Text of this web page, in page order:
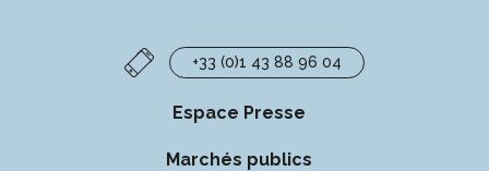
+33 (0)1 43 88 96 04
Espace Presse
Marchés publics